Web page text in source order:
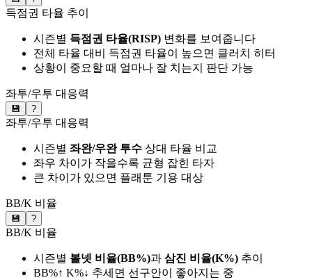
득점권 타율 추이
시즌별 득점권 타율(RISP) 변화를 보여줍니다
전체 타율 대비 득점권 타율이 높으면 클러치 히터
상황이 중요할 때 얼마나 잘 치는지 판단 가능
좌투/우투 대응력
💾 ?
좌투/우투 대응력
시즌별 좌완/우완 투수 상대 타율 비교
좌우 차이가 작을수록 균형 잡힌 타자
큰 차이가 있으면 플래툰 기용 대상
BB/K 비율
💾 ?
BB/K 비율
시즌별 볼넷 비율(BB%)과 삼진 비율(K%) 추이
BB%↑ K%↓ 추세면 선구안이 좋아지는 중